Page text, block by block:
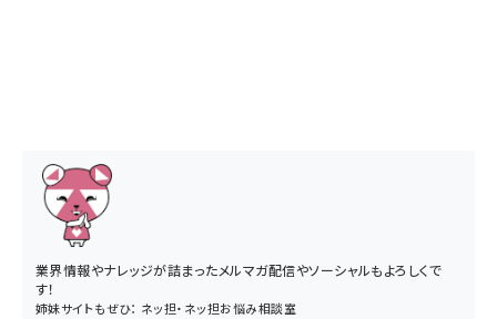
業界情報やナレッジが詰まったメルマガ配信やソーシャルもよろしくで
す！
姉妹サイトもぜひ： ネッ担・ ネッ担お悩み相談室